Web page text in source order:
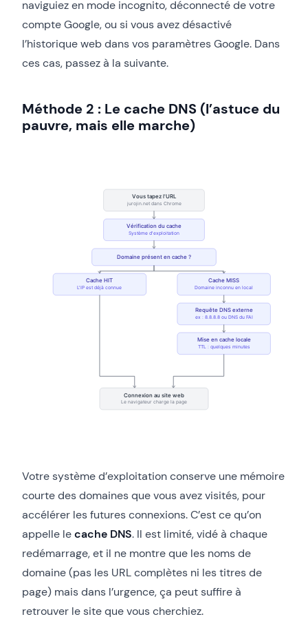
naviguiez en mode incognito, déconnecté de votre
compte Google, ou si vous avez désactivé
l’historique web dans vos paramètres Google. Dans
ces cas, passez à la suivante.
Méthode 2 : Le cache DNS (l’astuce du
pauvre, mais elle marche)
Votre système d’exploitation conserve une mémoire
courte des domaines que vous avez visités, pour
accélérer les futures connexions. C’est ce qu’on
appelle lecache DNS. Il est limité, vidé à chaque
redémarrage, et il ne montre que les noms de
domaine (pas les URL complètes ni les titres de
page) mais dans l’urgence, ça peut suffire à
retrouver le site que vous cherchiez.